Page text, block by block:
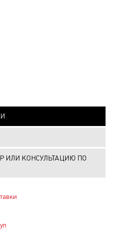
ИЛИ КОНСУЛЬТАЦИЮ ПО